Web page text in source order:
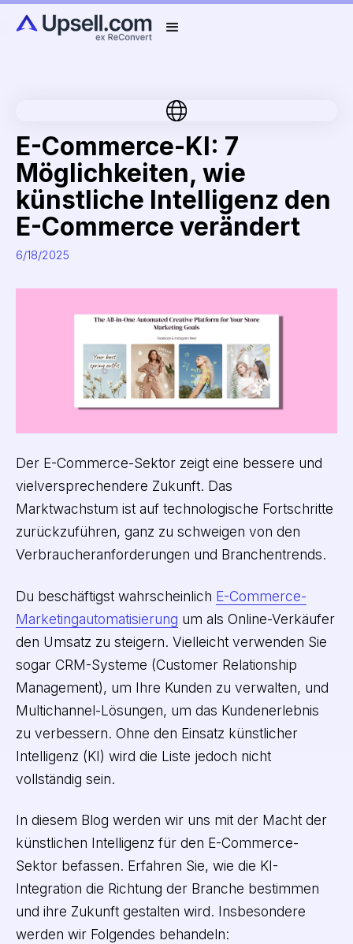
E-Commerce-KI: 7
Möglichkeiten, wie
künstliche Intelligenz den
E-Commerce verändert
6/18/2025
Der E-Commerce-Sektor zeigt eine bessere und
vielversprechendere Zukunft. Das
Marktwachstum ist auf technologische Fortschritte
zurückzuführen, ganz zu schweigen von den
Verbraucheranforderungen und Branchentrends.
Du beschäftigst wahrscheinlich E-Commerce-
Marketingautomatisierung um als Online-Verkäufer
den Umsatz zu steigern. Vielleicht verwenden Sie
sogar CRM-Systeme (Customer Relationship
Management), um Ihre Kunden zu verwalten, und
Multichannel-Lösungen, um das Kundenerlebnis
zu verbessern. Ohne den Einsatz künstlicher
Intelligenz (KI) wird die Liste jedoch nicht
vollständig sein.
In diesem Blog werden wir uns mit der Macht der
künstlichen Intelligenz für den E-Commerce-
Sektor befassen. Erfahren Sie, wie die KI-
Integration die Richtung der Branche bestimmen
und ihre Zukunft gestalten wird. Insbesondere
werden wir Folgendes behandeln: